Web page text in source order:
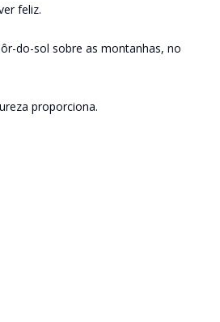
feliz.
do-sol sobre as montanhas, no
proporciona.